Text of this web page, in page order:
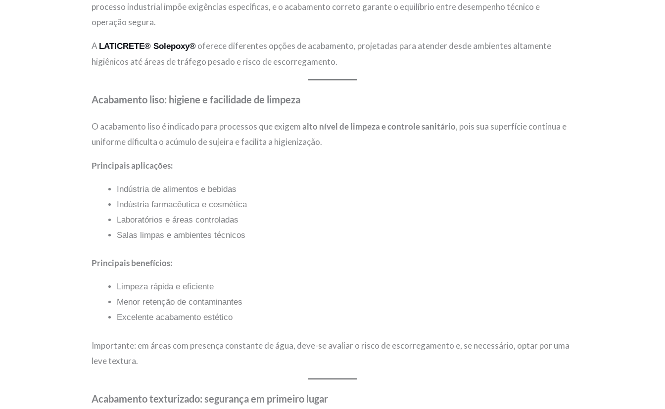
processo industrial impõe exigências específicas, e o acabamento correto garante o equilíbrio entre desempenho técnico e
operação segura.
A LATICRETE® Solepoxy® oferece diferentes opções de acabamento, projetadas para atender desde ambientes altamente
higiênicos até áreas de tráfego pesado e risco de escorregamento.
Acabamento liso: higiene e facilidade de limpeza
O acabamento liso é indicado para processos que exigemalto nível de limpeza e controle sanitário, pois sua superfície contínua e
uniforme dificulta o acúmulo de sujeira e facilita a higienização.
Principais aplicações:
Indústria de alimentos e bebidas
Indústria farmacêutica e cosmética
Laboratórios e áreas controladas
Salas limpas e ambientes técnicos
Principais benefícios:
Limpeza rápida e eficiente
Menor retenção de contaminantes
Excelente acabamento estético
Importante: em áreas com presença constante de água, deve-se avaliar o risco de escorregamento e, se necessário, optar por uma
leve textura.
Acabamento texturizado: segurança em primeiro lugar